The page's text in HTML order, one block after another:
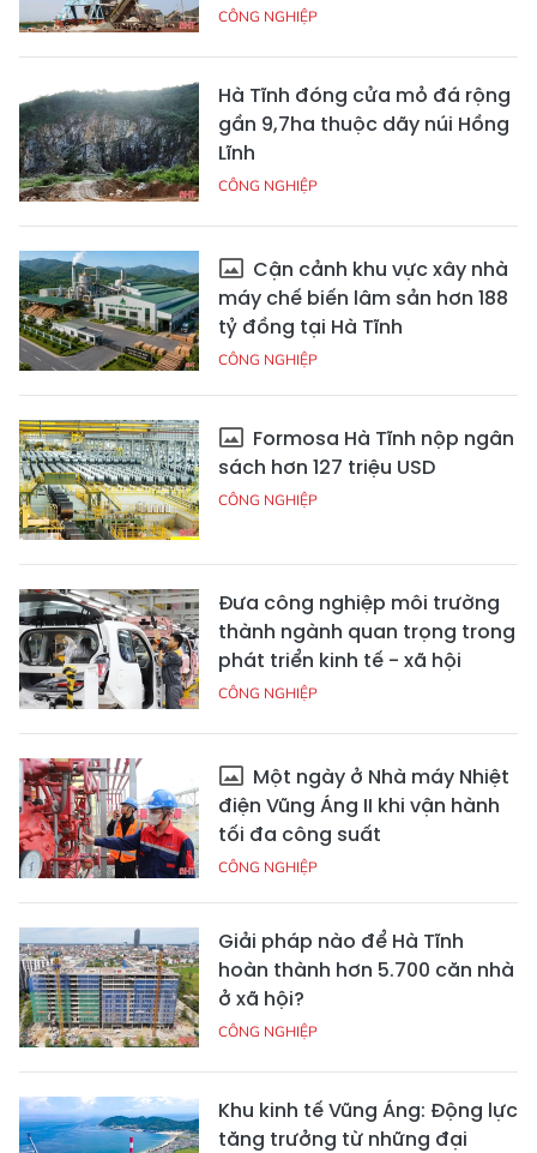
CÔNG NGHIỆP
Hà Tĩnh đóng cửa mỏ đá rộng
gần 9,7ha thuộc dãy núi Hồng
Lĩnh
CÔNG NGHIỆP
Cận cảnh khu vực xây nhà
máy chế biến lâm sản hơn 188
tỷ đồng tại Hà Tĩnh
CÔNG NGHIỆP
Formosa Hà Tĩnh nộp ngân
sách hơn 127 triệu USD
CÔNG NGHIỆP
Đưa công nghiệp môi trường
thành ngành quan trọng trong
phát triển kinh tế - xã hội
CÔNG NGHIỆP
Một ngày ở Nhà máy Nhiệt
điện Vũng Áng II khi vận hành
tối đa công suất
CÔNG NGHIỆP
Giải pháp nào để Hà Tĩnh
hoàn thành hơn 5.700 căn nhà
ở xã hội?
CÔNG NGHIỆP
Khu kinh tế Vũng Áng: Động lực
tăng trưởng từ những đại